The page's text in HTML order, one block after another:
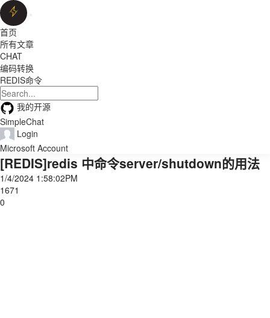
首页
所有文章
CHAT
编码转换
REDIS命令
我的开源
SimpleChat
Login
Microsoft Account
[REDIS]redis 中命令server/shutdown的用法
1/4/2024 1:58:02PM
1671
0